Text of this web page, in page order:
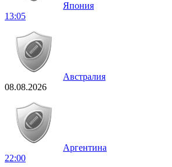
Япония
13:05
Австралия
08.08.2026
Аргентина
22:00